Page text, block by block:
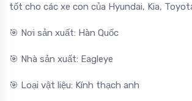
tốt cho các xe con của Hyundai, Kia,
🎯 Nơi sản xuất: Hàn Quốc
🎯 Nhà sản xuất: Eagleye
🎯 Loại vật liệu: Kính thạch anh